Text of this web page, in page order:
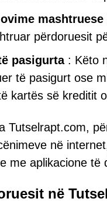
mashtruese
përdoruesit
pasigurta: Këto
të pasigurt ose
kartës së kreditit
Tutselrapt.com,
në
me aplikacione të
në